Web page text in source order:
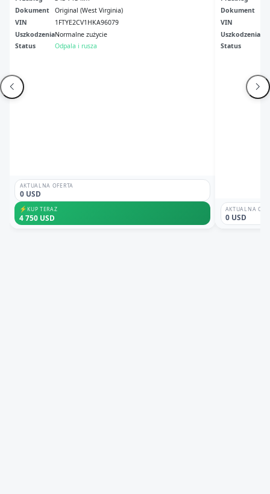
Dokument
Original (West Virginia)
VIN
1FTYE2CV1HKA96079
UszkodzeniaNormalne zużycie
Status
Odpala i rusza
AKTUALNA OFERTA
0 USD
⚡KUP TERAZ
4 750 USD
Dokument
VIN
Uszkodzenia
Status
AKTUALNA
0 USD